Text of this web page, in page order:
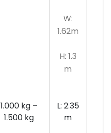
W:
1.62m
H: 1.3
m
1.000 kg –
1.500 kg
L: 2.35
m